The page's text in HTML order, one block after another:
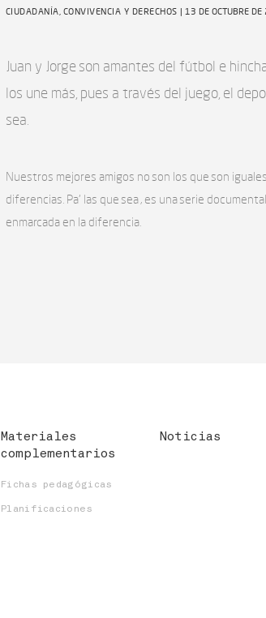
CIUDADANÍA, CONVIVENCIA Y DERECHOS | 13 DE OCTUBRE
Juan y Jorge son amantes del fútbol e
los une más, pues a través del juego, el
sea.
Nuestros mejores amigos no son los que son
diferencias. Pa’ las que sea , es una serie
enmarcada en la diferencia.
Materiales
complementarios
Fichas pedagógicas
Planificaciones
Noticias